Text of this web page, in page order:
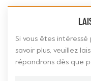
Si vous êtes
savoir plus, veuillez
répondrons dès que